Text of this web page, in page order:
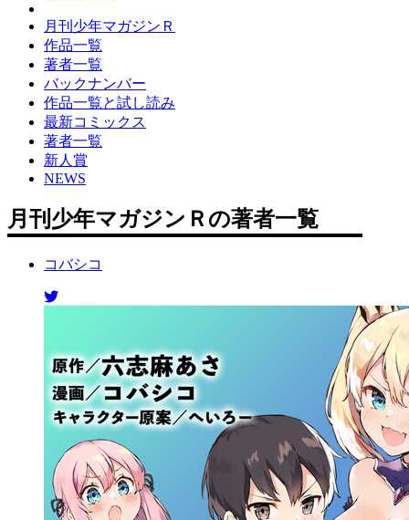
月刊少年マガジンＲ
作品一覧
著者一覧
バックナンバー
作品一覧と試し読み
最新コミックス
著者一覧
新人賞
NEWS
月刊少年マガジンＲの著者一覧
コバシコ